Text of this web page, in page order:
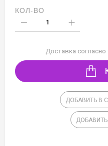
КОЛ-ВО
Доставка
ДОБАВИТЬ В